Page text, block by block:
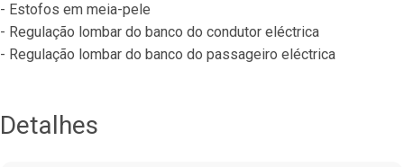
- Estofos em meia-pele
- Regulação lombar do banco do condutor eléctrica
- Regulação lombar do banco do passageiro eléctrica
Detalhes